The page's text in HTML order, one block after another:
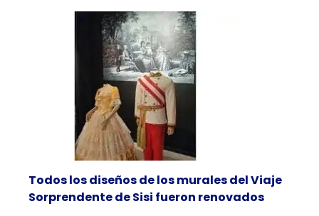
Todos los diseños de los murales del Viaje
Sorprendente de Sisi fueron renovados